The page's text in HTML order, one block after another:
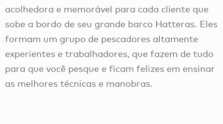
acolhedora e memorável para cada cliente que
sobe a bordo de seu grande barco Hatteras. Eles
formam um grupo de pescadores altamente
experientes e trabalhadores, que fazem de tudo
para que você pesque e ficam felizes em ensinar
as melhores técnicas e manobras.